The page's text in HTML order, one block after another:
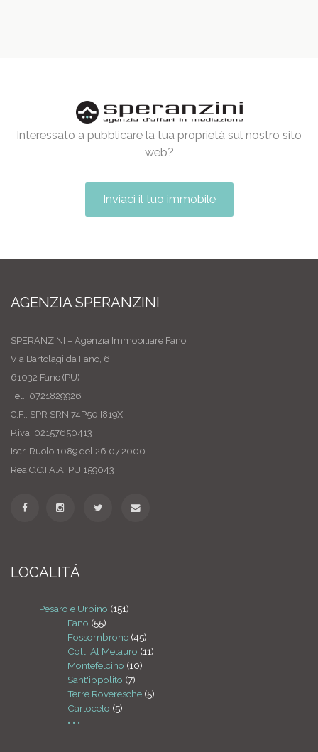
Interessato a pubblicare la tua proprietà sul nostro sito
web?
Inviaci il tuo immobile
AGENZIA SPERANZINI
SPERANZINI – Agenzia Immobiliare Fano
Via Bartolagi da Fano, 6
61032 Fano (PU)
Tel.: 0721829926
C.F.: SPR SRN 74P50 I819X
P.iva: 02157650413
Iscr. Ruolo 1089 del 26.07.2000
Rea C.C.I.A.A. PU 159043
LOCALITÁ
Pesaro e Urbino (151)
Fano (55)
Fossombrone (45)
Colli Al Metauro (11)
Montefelcino (10)
Sant'ippolito (7)
Terre Roveresche (5)
Cartoceto (5)
• • •